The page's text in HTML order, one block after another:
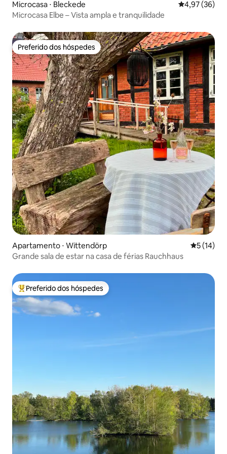
Microcasa ⋅ Bleckede 4,97 de uma
4,97 (36)
Microcasa Elbe – Vista ampla e tranquilidade
Preferido dos hóspedes
Preferido dos hóspedes
Apartamento ⋅ Wittendörp 5 de uma
5 (14)
Grande sala de estar na casa de férias Rauchhaus
Entre os melhores preferidos dos hóspedes
Preferido dos hóspedes